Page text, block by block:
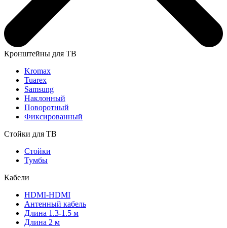
Кронштейны для ТВ
Kromax
Tuarex
Samsung
Наклонный
Поворотный
Фиксированный
Стойки для ТВ
Стойки
Тумбы
Кабели
HDMI-HDMI
Антенный кабель
Длина 1.3-1.5 м
Длина 2 м